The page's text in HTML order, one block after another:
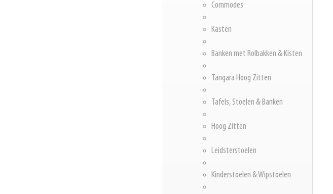
Commodes
Kasten
Banken met Rolbakken & Kisten
Tangara Hoog Zitten
Tafels, Stoelen & Banken
Hoog Zitten
Leidsterstoelen
Kinderstoelen & Wipstoelen